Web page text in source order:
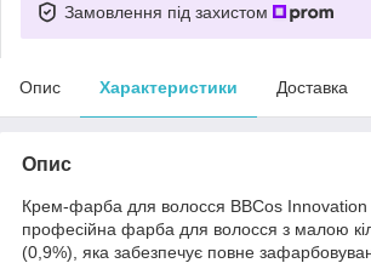
Замовлення під захистом
Опис Характеристики Доставка
Опис
Крем-фарба для волосся BBCos
професійна фарба для волосся з малою
(0,9%), яка забезпечує повне